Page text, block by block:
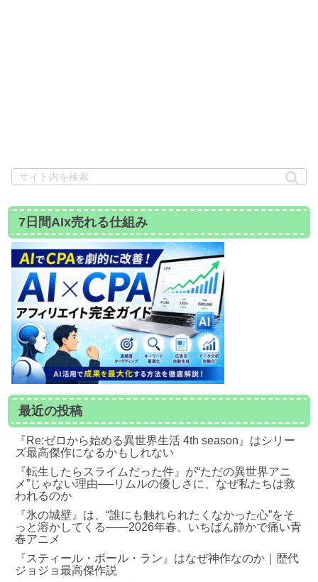
7日間AIx売れる仕組み
最近の投稿
『Re:ゼロから始める異世界生活 4th season』はシリー
ズ最高傑作になるかもしれない
『転生したらスライムだった件』が“ただの異世界アニ
メ”じゃない理由──リムルの優しさに、なぜ私たちは救
われるのか
『氷の城壁』は、“誰にも触れられたくなかった心”をそ
っと溶かしてくる――2026年春、いちばん静かで痛い青
春アニメ
『スティール・ボール・ラン』はなぜ神作なのか｜歴代
ジョジョ最高傑作説